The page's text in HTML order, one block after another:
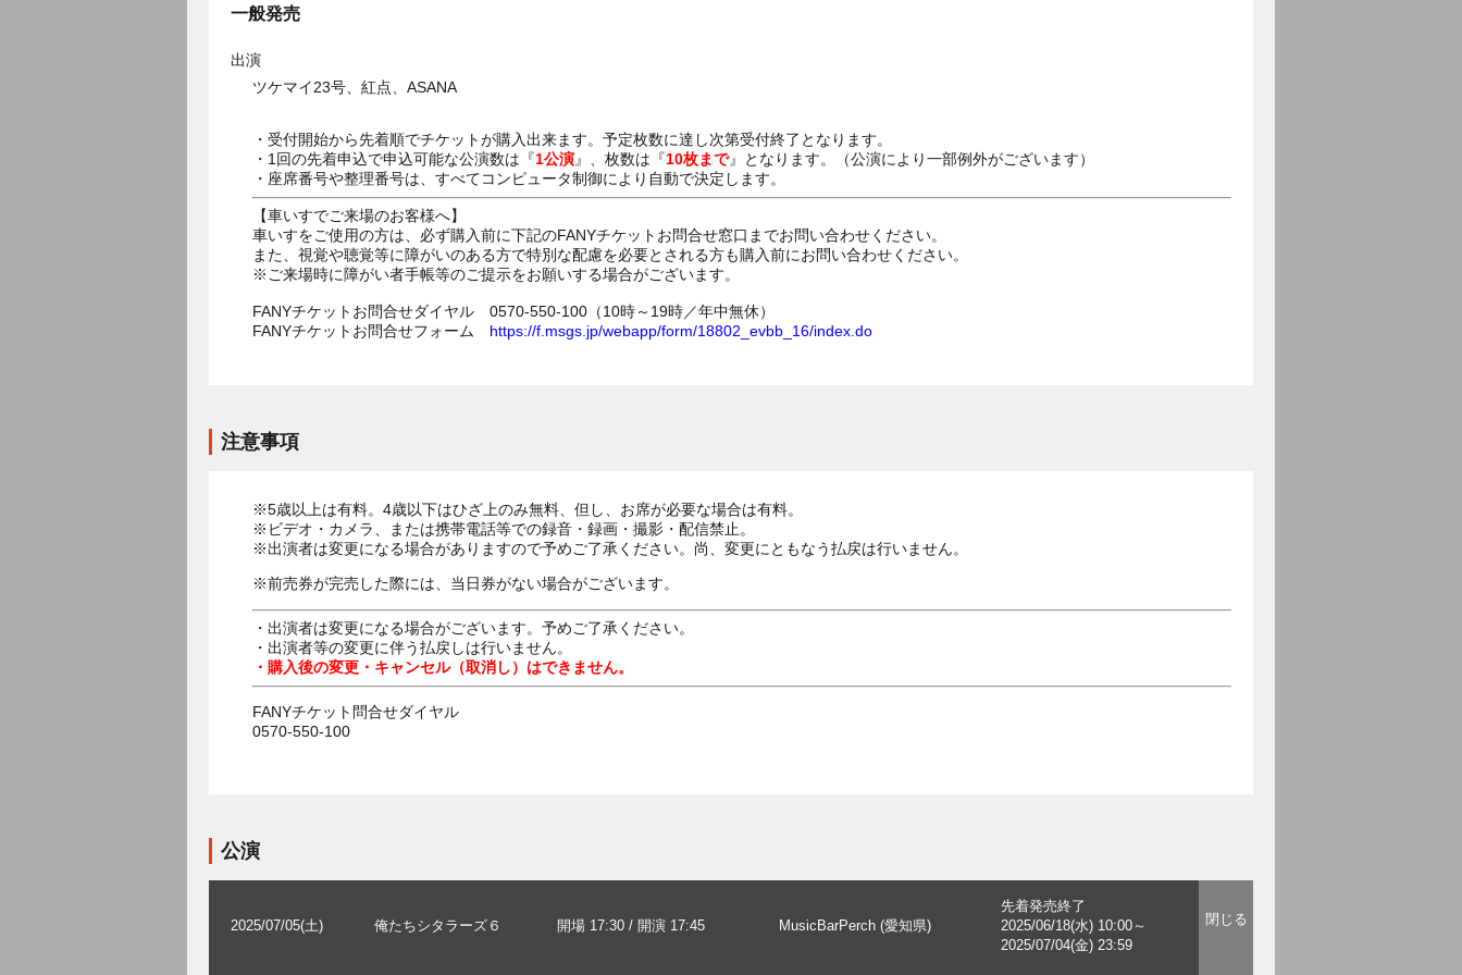
一般発売
出演
ツケマイ23号、紅点、ASANA
・受付開始から先着順でチケットが購入出来ます。予定枚数に達し次第受付終了となります。
・1回の先着申込で申込可能な公演数は『1公演』、枚数は『10枚まで』となります。（公演により一部例外がございます）
・座席番号や整理番号は、すべてコンピュータ制御により自動で決定します。
【車いすでご来場のお客様へ】
車いすをご使用の方は、必ず購入前に下記のFANYチケットお問合せ窓口までお問い合わせください。
また、視覚や聴覚等に障がいのある方で特別な配慮を必要とされる方も購入前にお問い合わせください。
※ご来場時に障がい者手帳等のご提示をお願いする場合がございます。
FANYチケットお問合せダイヤル 0570-550-100（10時～19時／年中無休）
FANYチケットお問合せフォーム https://f.msgs.jp/webapp/form/18802_evbb_16/index.do
注意事項
※5歳以上は有料。4歳以下はひざ上のみ無料、但し、お席が必要な場合は有料。
※ビデオ・カメラ、または携帯電話等での録音・録画・撮影・配信禁止。
※出演者は変更になる場合がありますので予めご了承ください。尚、変更にともなう払戻は行いません。
※前売券が完売した際には、当日券がない場合がございます。
・出演者は変更になる場合がございます。予めご了承ください。
・出演者等の変更に伴う払戻しは行いません。
・購入後の変更・キャンセル（取消し）はできません。
FANYチケット問合せダイヤル
0570-550-100
公演
2025/07/05(土) 俺たちシタラーズ６ 開場 17:30 / 開演 17:45 MusicBarPerch (愛知県)
先着発売終了
2025/06/18(水) 10:00～
2025/07/04(金) 23:59